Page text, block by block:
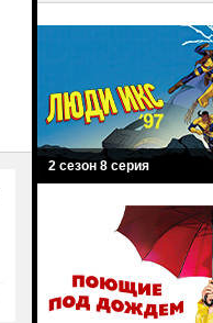
2 сезон 8 серия